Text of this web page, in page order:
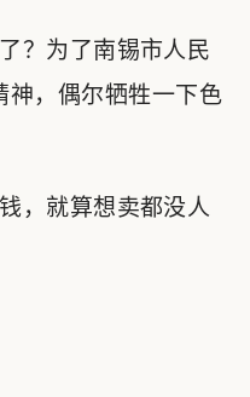
？为了南锡市人民
神，偶尔牺牲一下色
，就算想卖都没人